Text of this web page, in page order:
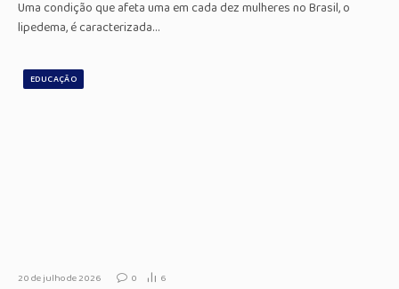
Uma condição que afeta uma em cada dez mulheres no Brasil, o
lipedema, é caracterizada…
EDUCAÇÃO
20 de julho de 2026 0 6